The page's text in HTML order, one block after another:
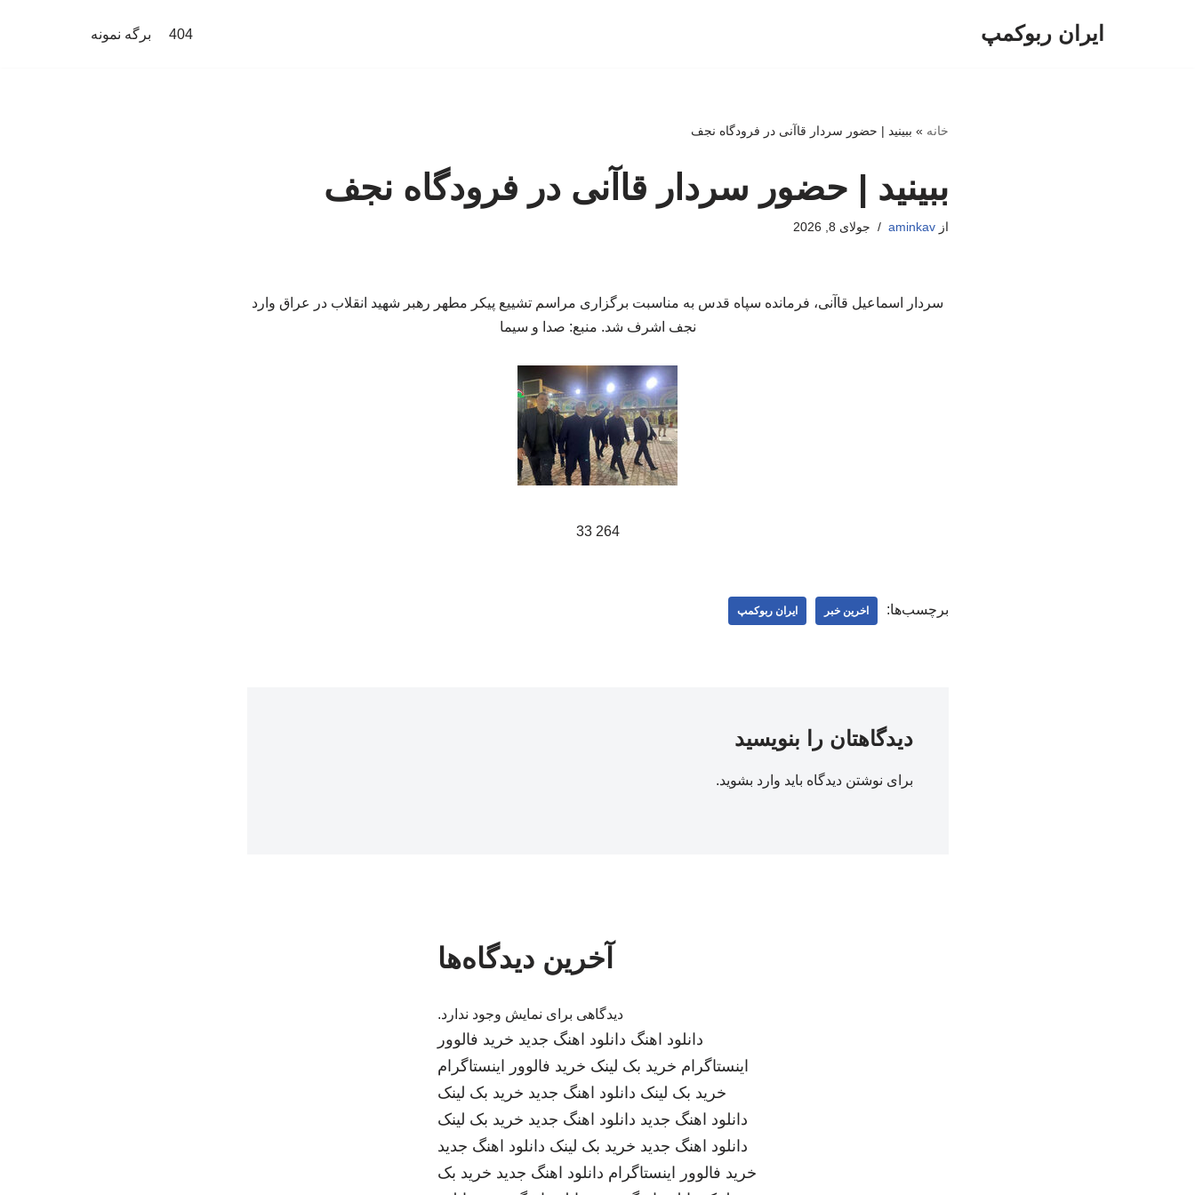
ایران ربوکمپ 404 برگه نمونه
خانه » ببینید | حضور سردار قاآنی در فرودگاه نجف
ببینید | حضور سردار قاآنی در فرودگاه نجف
ازaminkav جولای 8, 2026
سردار اسماعیل قاآنی، فرمانده سپاه قدس به مناسبت برگزاری مراسم تشییع پیکر مطهر رهبر شهید انقلاب در عراق وارد
نجف اشرف شد. منبع: صدا و سیما
264 33
برچسب‌ها: اخرین خبر ایران ربوکمپ
دیدگاهتان را بنویسید
برای نوشتن دیدگاه باید وارد بشوید.
آخرین دیدگاه‌ها
دیدگاهی برای نمایش وجود ندارد.
دانلود اهنگ دانلود اهنگ جدید خرید فالوور
اینستاگرام خرید بک لینک خرید فالوور اینستاگرام
خرید بک لینک دانلود اهنگ جدید خرید بک لینک
دانلود اهنگ جدید دانلود اهنگ جدید خرید بک لینک
دانلود اهنگ جدید خرید بک لینک دانلود اهنگ جدید
خرید فالوور اینستاگرام دانلود اهنگ جدید خرید بک